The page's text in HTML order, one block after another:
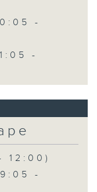
-
-
12:00)
-